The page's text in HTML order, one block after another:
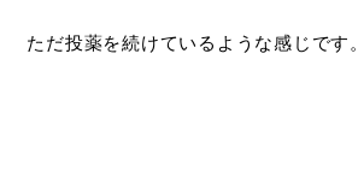
ただ投薬を続けているような感じです。